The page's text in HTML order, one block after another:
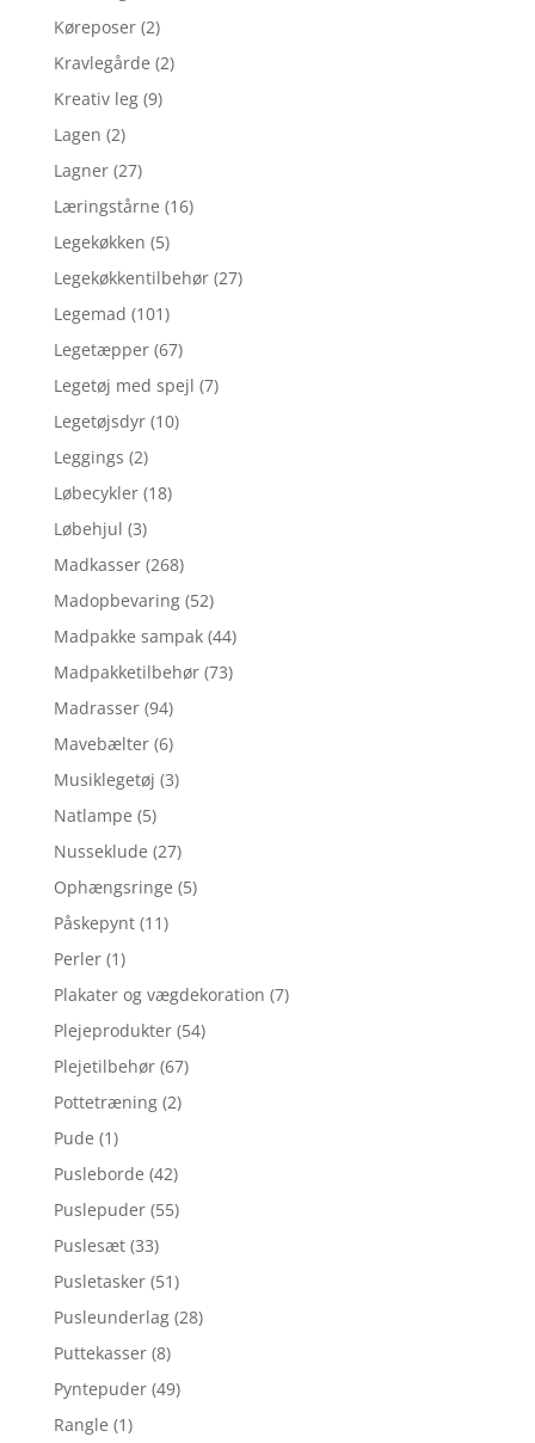
Køreposer (2)
Kravlegårde (2)
Kreativ leg (9)
Lagen (2)
Lagner (27)
Læringstårne (16)
Legekøkken (5)
Legekøkkentilbehør (27)
Legemad (101)
Legetæpper (67)
Legetøj med spejl (7)
Legetøjsdyr (10)
Leggings (2)
Løbecykler (18)
Løbehjul (3)
Madkasser (268)
Madopbevaring (52)
Madpakke sampak (44)
Madpakketilbehør (73)
Madrasser (94)
Mavebælter (6)
Musiklegetøj (3)
Natlampe (5)
Nusseklude (27)
Ophængsringe (5)
Påskepynt (11)
Perler (1)
Plakater og vægdekoration (7)
Plejeprodukter (54)
Plejetilbehør (67)
Pottetræning (2)
Pude (1)
Pusleborde (42)
Puslepuder (55)
Puslesæt (33)
Pusletasker (51)
Pusleunderlag (28)
Puttekasser (8)
Pyntepuder (49)
Rangle (1)